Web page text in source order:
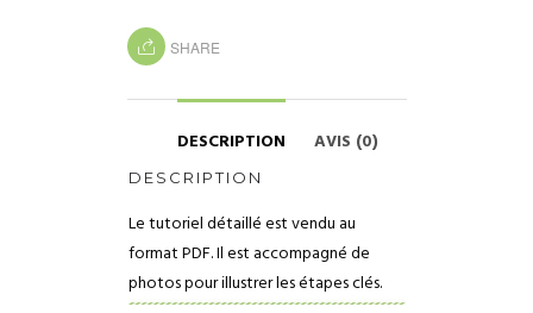
SHARE
DESCRIPTION AVIS (0)
DESCRIPTION
Le tutoriel détaillé est vendu au
format PDF. Il est accompagné de
photos pour illustrer les étapes clés.